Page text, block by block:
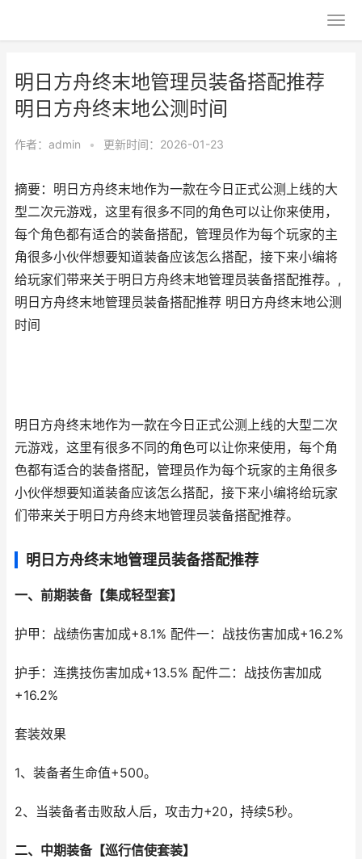
明日方舟终末地管理员装备搭配推荐
明日方舟终末地公测时间
作者： admin • 更新时间：2026-01-23
摘要：明日方舟终末地作为一款在今日正式公测上线的大
型二次元游戏，这里有很多不同的角色可以让你来使用，
每个角色都有适合的装备搭配，管理员作为每个玩家的主
角很多小伙伴想要知道装备应该怎么搭配，接下来小编将
给玩家们带来关于明日方舟终末地管理员装备搭配推荐。,
明日方舟终末地管理员装备搭配推荐 明日方舟终末地公测
时间
明日方舟终末地作为一款在今日正式公测上线的大型二次
元游戏，这里有很多不同的角色可以让你来使用，每个角
色都有适合的装备搭配，管理员作为每个玩家的主角很多
小伙伴想要知道装备应该怎么搭配，接下来小编将给玩家
们带来关于明日方舟终末地管理员装备搭配推荐。
明日方舟终末地管理员装备搭配推荐
一、前期装备【集成轻型套】
护甲：战绩伤害加成+8.1% 配件一：战技伤害加成+16.2%
护手：连携技伤害加成+13.5% 配件二：战技伤害加成
+16.2%
套装效果
1、装备者生命值+500。
2、当装备者击败敌人后，攻击力+20，持续5秒。
二、中期装备【巡行信使套装】